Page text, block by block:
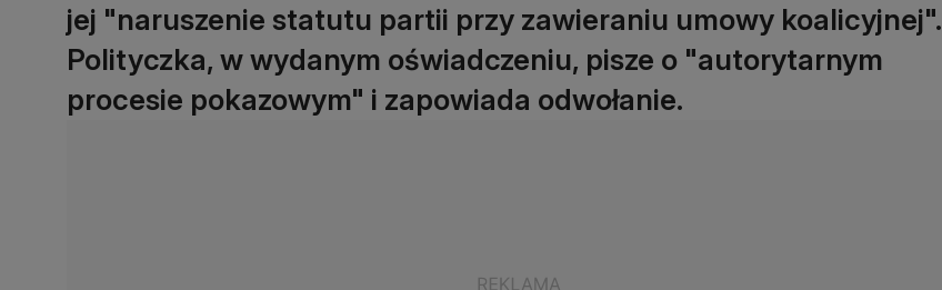
jej "naruszenie statutu partii przy zawieraniu umowy koalicyjnej".
Polityczka, w wydanym oświadczeniu, pisze o "autorytarnym
procesie pokazowym" i zapowiada odwołanie.